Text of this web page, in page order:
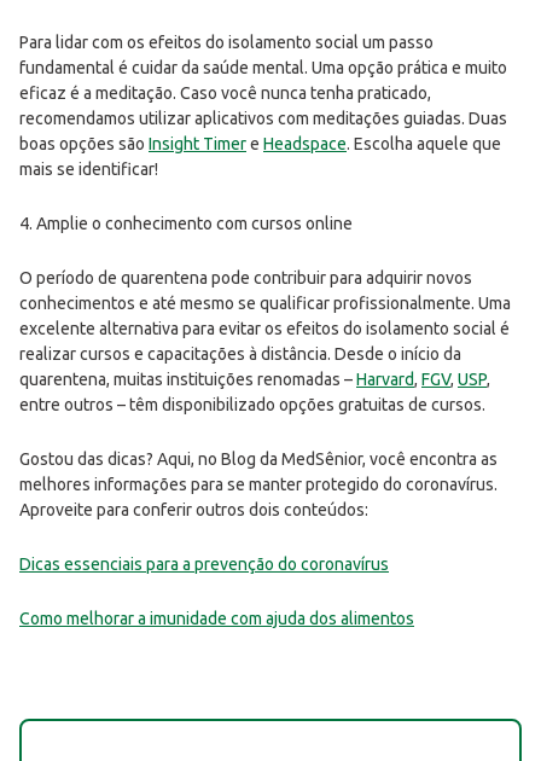
Para lidar com os efeitos do isolamento social um passo
fundamental é cuidar da saúde mental. Uma opção prática e muito
eficaz é a meditação. Caso você nunca tenha praticado,
recomendamos utilizar aplicativos com meditações guiadas. Duas
boas opções são Insight Timere Headspace. Escolha aquele que
mais se identificar!
4. Amplie o conhecimento com cursos online
O período de quarentena pode contribuir para adquirir novos
conhecimentos e até mesmo se qualificar profissionalmente. Uma
excelente alternativa para evitar os efeitos do isolamento social é
realizar cursos e capacitações à distância. Desde o início da
quarentena, muitas instituições renomadas –Harvard, FGV, USP,
entre outros – têm disponibilizado opções gratuitas de cursos.
Gostou das dicas? Aqui, no Blog da MedSênior, você encontra as
melhores informações para se manter protegido do coronavírus.
Aproveite para conferir outros dois conteúdos:
Dicas essenciais para a prevenção do coronavírus
Como melhorar a imunidade com ajuda dos alimentos